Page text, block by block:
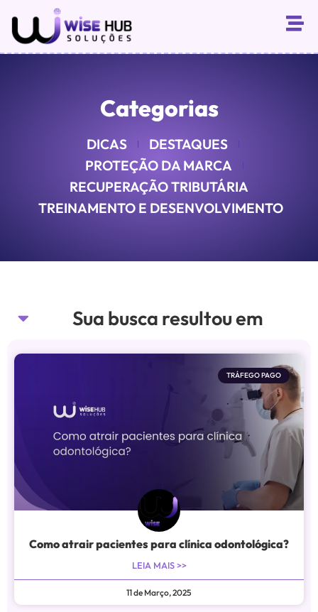
Categorias
DICAS
DESTAQUES
PROTEÇÃO DA MARCA
RECUPERAÇÃO TRIBUTÁRIA
TREINAMENTO E DESENVOLVIMENTO
Sua busca resultou em
TRÁFEGO PAGO
Como atrair pacientes para clínica odontológica?
LEIA MAIS >>
11 de Março, 2025